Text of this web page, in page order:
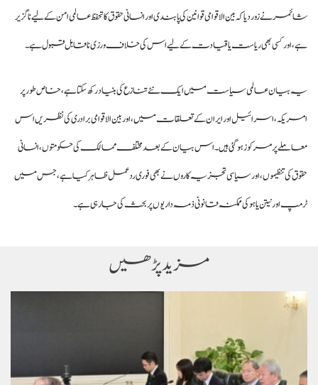
شائمر نے زور دیا کہ بین الاقوامی قوانین کی پابندی اور انسانی حقوق کا تحفظ عالمی امن کے لیے ناگزیر
ہے، اور کسی بھی ریاست یا قیادت کے لیے اس کی خلاف ورزی ناقابل قبول ہے۔
یہ بیان عالمی سیاست میں ایک نئے تنازع کی بنیاد رکھ سکتا ہے، خاص طور پر
امریکہ، اسرائیل اور ایران کے تعلقات میں، اور بین الاقوامی برادری کی نظریں اس
معاملے پر مرکوز ہو گئی ہیں۔ اس بیان کے بعد مختلف ممالک کی حکومتوں، انسانی
حقوق کی تنظیموں، اور سیاسی تجزیہ کاروں نے بھی فوری ردعمل ظاہر کیا ہے، جس میں
ٹرمپ اور نیتن یاہو کی ممکنہ قانونی ذمہ داریوں پر بحث کی جا رہی ہے۔
مزید پڑھیں